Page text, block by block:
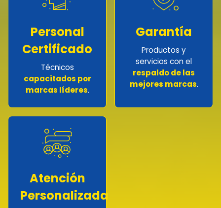
Personal
Certificado
Técnicos
capacitados por
marcas líderes.
Garantía
Productos y
servicios con el
respaldo de las
mejores marcas.
Atención
Personalizada